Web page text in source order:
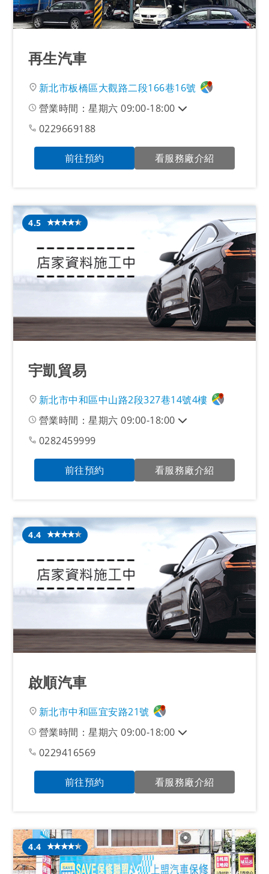
再生汽車
新北市板橋區大觀路二段166巷16號
營業時間：星期六 09:00-18:00
0229669188
前往預約 看服務廠介紹
宇凱貿易
新北市中和區中山路2段327巷14號4樓
營業時間：星期六 09:00-18:00
0282459999
4.5
前往預約 看服務廠介紹
啟順汽車
新北市中和區宜安路21號
營業時間：星期六 09:00-18:00
0229416569
4.4
前往預約 看服務廠介紹
4.4